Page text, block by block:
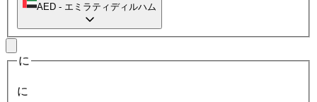
AED - エミラティディルハム
に
に